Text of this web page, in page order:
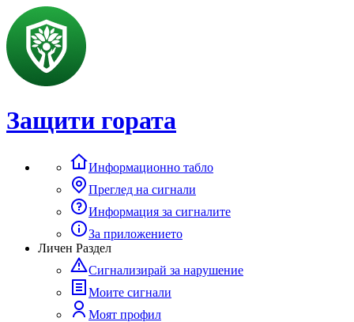
Защити гората
Информационно табло
Преглед на сигнали
Информация за сигналите
За приложението
Личен Раздел
Сигнализирай за нарушение
Моите сигнали
Моят профил